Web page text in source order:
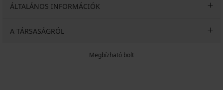
ÁLTALÁNOS INFORMÁCIÓK
A TÁRSASÁGRÓL
Megbízható bolt